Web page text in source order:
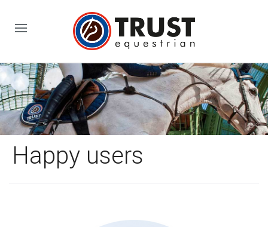
Happy users